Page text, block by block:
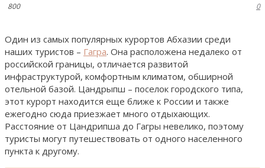
800 0
Один из самых популярных курортов Абхазии среди
наших туристов – Гагра. Она расположена недалеко от
российской границы, отличается развитой
инфраструктурой, комфортным климатом, обширной
отельной базой. Цандрыпш – поселок городского типа,
этот курорт находится еще ближе к России и также
ежегодно сюда приезжает много отдыхающих.
Расстояние от Цандрипша до Гагры невелико, поэтому
туристы могут путешествовать от одного населенного
пункта к другому.